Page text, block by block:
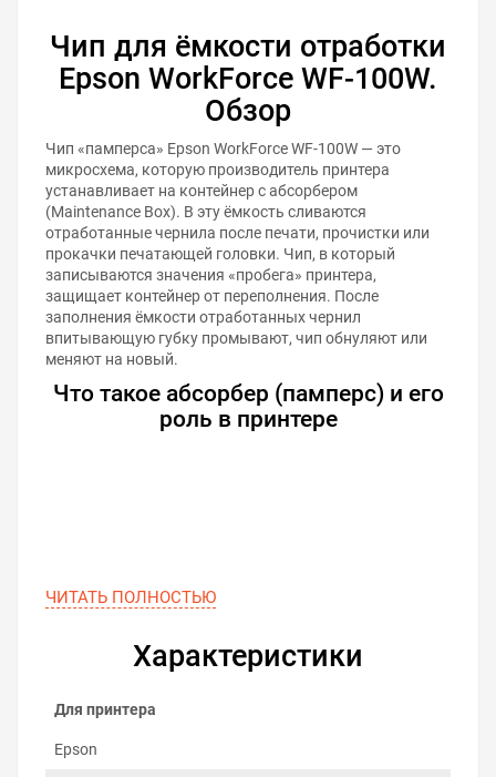
Чип для ёмкости отработки
Epson WorkForce WF-100W.
Обзор
Чип «памперса» Epson WorkForce WF-100W — это
микросхема, которую производитель принтера
устанавливает на контейнер с абсорбером
(Maintenance Box). В эту ёмкость сливаются
отработанные чернила после печати, прочистки или
прокачки печатающей головки. Чип, в который
записываются значения «пробега» принтера,
защищает контейнер от переполнения. После
заполнения ёмкости отработанных чернил
впитывающую губку промывают, чип обнуляют или
меняют на новый.
Что такое абсорбер (памперс) и его
роль в принтере
ЧИТАТЬ ПОЛНОСТЬЮ
Характеристики
Для принтера
Epson